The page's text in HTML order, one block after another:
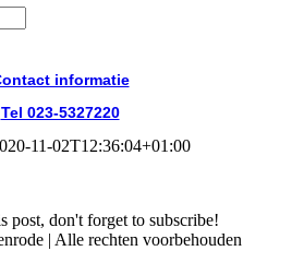
informatie
Tel 023-5327220
11-02T12:36:04+01:00
post, don't forget to subscribe!
| Alle rechten voorbehouden